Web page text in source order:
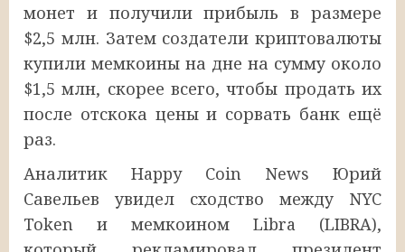
монет и получили прибыль в размере
$2,5 млн. Затем создатели криптовалюты
купили мемкоины на дне на сумму около
$1,5 млн, скорее всего, чтобы продать их
после отскока цены и сорвать банк ещё
раз.
Аналитик Happy Coin News Юрий
Савельев увидел сходство между NYC
Token и мемкоином Libra (LIBRA),